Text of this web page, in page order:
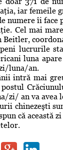
iar femeile
numere îi face
Cel mai
Beitler,
lucrurile
luna
luna/an.
intră mai
zi/ an va avea
chinezeşti
că această